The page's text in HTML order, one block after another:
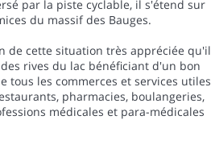
par la piste cyclable, il s'étend sur
du massif des Bauges.
de cette situation très appréciée qu'il
rives du lac bénéficiant d'un bon
tous les commerces et services utiles
pharmacies, boulangeries,
médicales et para-médicales